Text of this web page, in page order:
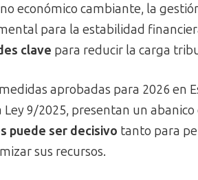
económico cambiante, la
para la estabilidad
clave para reducir la carga
aprobadas para 2026 en
Ley 9/2025, presentan un
puede ser decisivo tanto para
sus recursos.